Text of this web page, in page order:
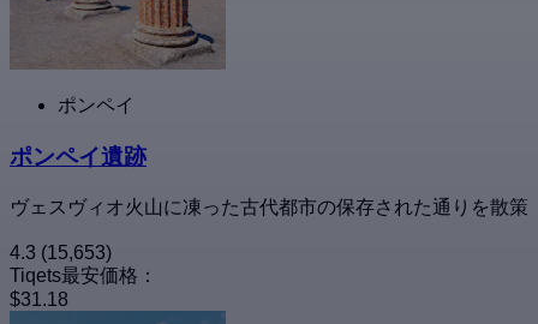
ポンペイ
ポンペイ遺跡
ヴェスヴィオ火山に凍った古代都市の保存された通りを散策
4.3 (15,653)
Tiqets最安価格：
$31.18